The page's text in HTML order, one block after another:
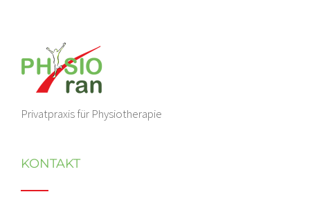
Privatpraxis für Physiotherapie
KONTAKT